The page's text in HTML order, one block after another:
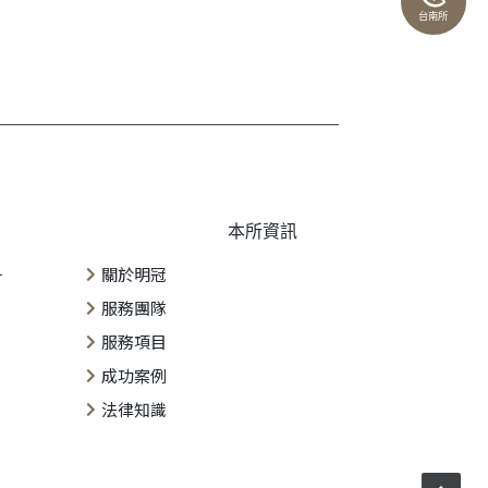
台南所
本所資訊
關於明冠
服務團隊
服務項目
成功案例
法律知識